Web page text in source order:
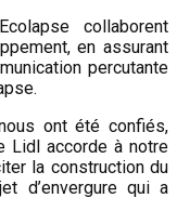
collaborent
en assurant
percutante
ont été confiés,
Lidl accorde à notre
la construction du
d’envergure qui a